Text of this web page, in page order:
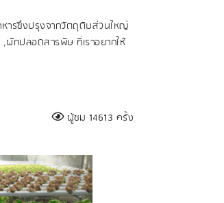
หารซึ่งปรุงจากวัตถุดิบส่วนใหญ่
,ผักปลอดสารพิษ ที่เราอยากให้
ผู้ชม 14613 ครั้ง